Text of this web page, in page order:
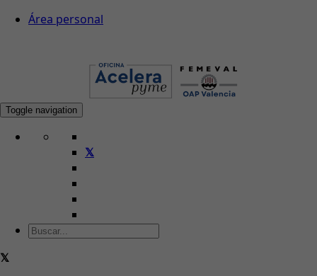
Área personal
Toggle navigation